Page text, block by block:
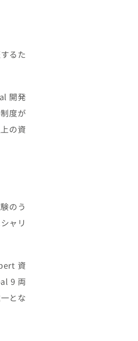
るた
開発
度が
の資
のう
ャリ
資
9 両
とな